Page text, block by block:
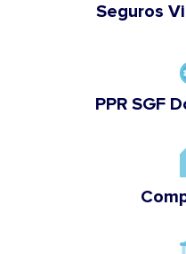
Seguros
PPR SGF